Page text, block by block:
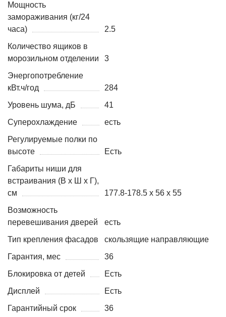
Мощность
замораживания (кг/24
часа)
2.5
Количество ящиков в
морозильном отделении
3
Энергопотребление
кВт.ч/год
284
Уровень шума, дБ
41
Суперохлаждение
есть
Регулируемые полки по
высоте
Есть
Габариты ниши для
встраивания (В х Ш х Г),
см
177.8-178.5 х 56 х 55
Возможность
перевешивания дверей
есть
Тип крепления фасадов
скользящие направляющие
Гарантия, мес
36
Блокировка от детей
Есть
Дисплей
Есть
Гарантийный срок
36